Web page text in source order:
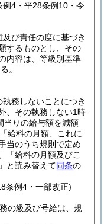
4・平28条例10・令
び責任の度に基づき
するものとし、その
内容は、等級別基準
。
務しないことにつき
、その執務しない1時
当りの給与額を減額
給料の月額、これに
当のうち規則で定め
「給料の月額及びこ
と読み替えて同条の
条例4・一部改正)
の級及び号給は、規